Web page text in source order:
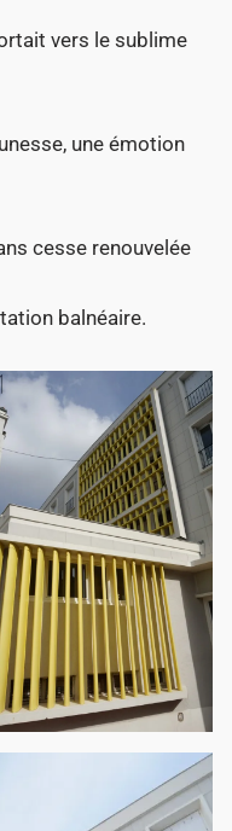
vers le sublime
une émotion
cesse renouvelée
balnéaire.